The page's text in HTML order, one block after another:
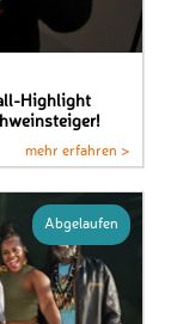
Highlight
mehr erfahren >
Abgelaufen